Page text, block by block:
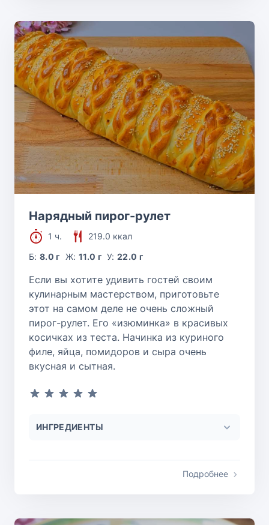
Нарядный пирог-рулет
1 ч.
219.0 ккал
Б:8.0 г Ж: 11.0 г У:22.0 г
Если вы хотите удивить гостей своим
кулинарным мастерством, приготовьте
этот на самом деле не очень сложный
пирог-рулет. Его «изюминка» в красивых
косичках из теста. Начинка из куриного
филе, яйца, помидоров и сыра очень
вкусная и сытная.
ИНГРЕДИЕНТЫ
Подробнее